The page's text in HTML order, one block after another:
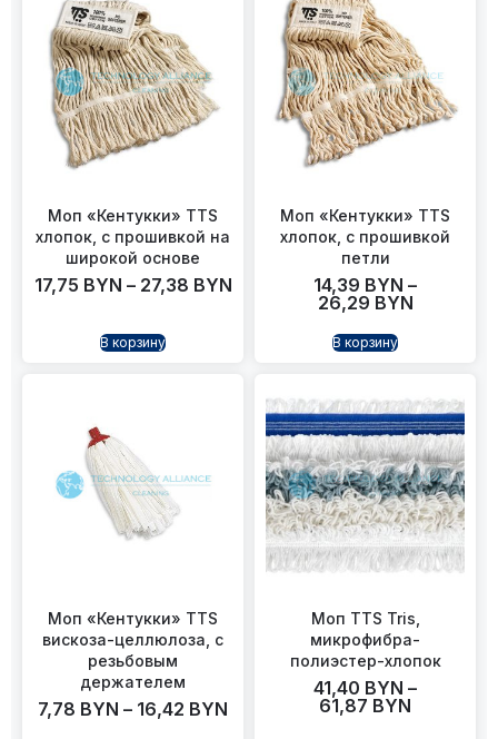
Моп «Кентукки» TTS
хлопок, с прошивкой на
широкой основе
17,75 BYN – 27,38 BYN
В корзину
Моп «Кентукки» TTS
хлопок, с прошивкой
петли
14,39 BYN –
26,29 BYN
В корзину
Моп «Кентукки» TTS
вискоза-целлюлоза, с
резьбовым
держателем
7,78 BYN – 16,42 BYN
Моп TTS Tris,
микрофибра-
полиэстер-хлопок
41,40 BYN –
61,87 BYN